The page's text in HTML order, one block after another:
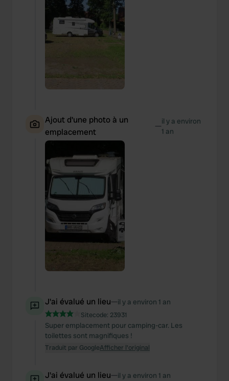
Ajout d'une photo à un
emplacement
—il y a environ
1 an
J'ai évalué un lieu—il y a environ 1 an
Sitecode: 23931
Super emplacement pour camping-car. Les
toilettes sont magnifiques !
Traduit par GoogleAfficher l'original
J'ai évalué un lieu—il y a environ 1 an